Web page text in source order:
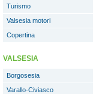
Turismo
Valsesia motori
Copertina
VALSESIA
Borgosesia
Varallo-Civiasco